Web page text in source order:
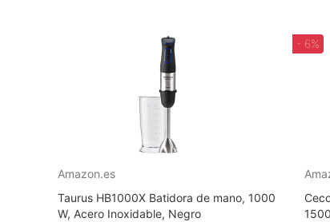
Amazon.es
Taurus HB1000X Batidora de mano, 1000
W, Acero Inoxidable, Negro
- 6%